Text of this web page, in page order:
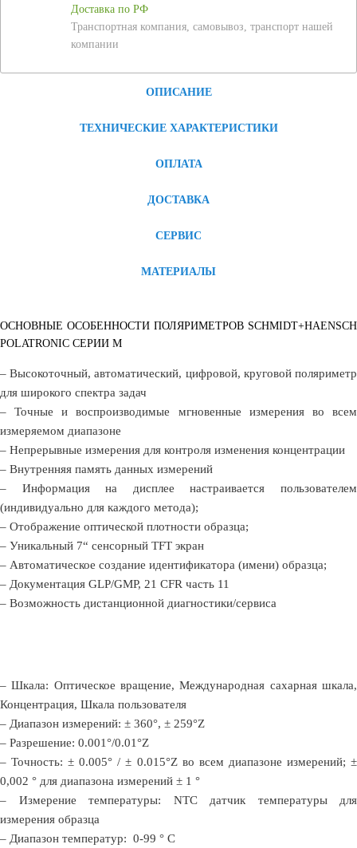
Доставка по РФ
Транспортная компания, самовывоз, транспорт нашей
компании
ОПИСАНИЕ
ТЕХНИЧЕСКИЕ ХАРАКТЕРИСТИКИ
ОПЛАТА
ДОСТАВКА
СЕРВИС
МАТЕРИАЛЫ
ОСНОВНЫЕ ОСОБЕННОСТИ ПОЛЯРИМЕТРОВ SCHMIDT+HAENSCH
POLATRONIC СЕРИИ M
– Высокоточный, автоматический, цифровой, круговой поляриметр
для широкого спектра задач
– Точные и воспроизводимые мгновенные измерения во всем
измеряемом диапазоне
– Непрерывные измерения для контроля изменения концентрации
– Внутренняя память данных измерений
– Информация на дисплее настраивается пользователем
(индивидуально для каждого метода);
– Отображение оптической плотности образца;
– Уникальный 7“ сенсорный TFT экран
– Автоматическое создание идентификатора (имени) образца;
– Документация GLP/GMP, 21 CFR часть 11
– Возможность дистанционной диагностики/сервиса
– Шкала: Оптическое вращение, Международная сахарная шкала,
Концентрация, Шкала пользователя
– Диапазон измерений: ± 360°, ± 259°Z
– Разрешение: 0.001°/0.01°Z
– Точность: ± 0.005° / ± 0.015°Z во всем диапазоне измерений; ±
0,002 ° для диапазона измерений ± 1 °
– Измерение температуры: NTC датчик температуры для
измерения образца
– Диапазон температур: 0-99 ° C